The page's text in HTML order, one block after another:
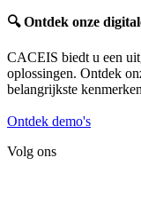
🔍Ontdek onze
CACEIS biedt u een
oplossingen. Ontdek
belangrijkste
Ontdek demo's
Volg ons